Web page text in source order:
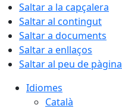
Saltar a la capçalera
Saltar al contingut
Saltar a documents
Saltar a enllaços
Saltar al peu de pàgina
Idiomes
Català